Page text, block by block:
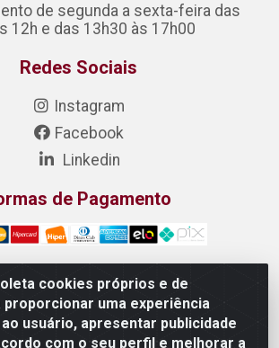
cookies próprios e de
uma experiência
usuário, apresentar publicidade
com o seu perfil e melhorar a
de segunda a sexta-feira das
12h e das 13h30 às 17h00
Redes Sociais
Instagram
Facebook
Linkedin
de Pagamento
DE ALIMENTOS S/A - Rua
377 - Pedras, Itaitinga/CE - CEP
880 - CNPJ 23.577.851/0001-05